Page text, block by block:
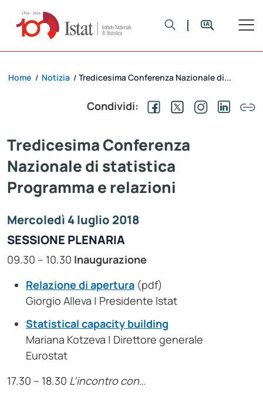
Home / Notizia / Tredicesima Conferenza Nazionale di...
Condividi:
Tredicesima Conferenza
Nazionale di statistica
Programma e relazioni
Mercoledì 4 luglio 2018
SESSIONE PLENARIA
09.30 – 10.30 Inaugurazione
Relazione di apertura (pdf)
Giorgio Alleva | Presidente Istat
Statistical capacity building
Mariana Kotzeva | Direttore generale
Eurostat
17.30 – 18.30 L’incontro con…